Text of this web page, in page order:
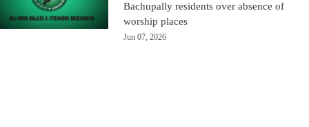
Bachupally residents over absence of
worship places
Jun 07, 2026